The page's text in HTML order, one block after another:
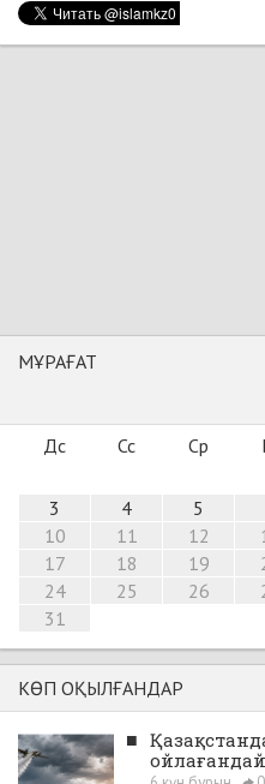
МҰРАҒАТ
Дс Сс Ср
3
4 5
10
11 12
17
18 19
24
25 26
31
КӨП ОҚЫЛҒАНДАР
■